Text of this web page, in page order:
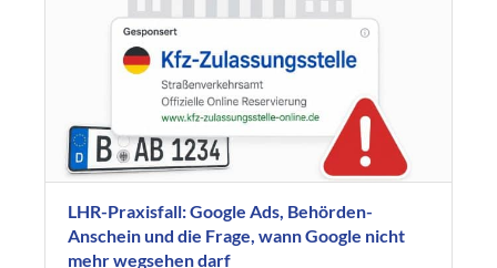
LHR-Praxisfall: Google Ads, Behörden-
Anschein und die Frage, wann Google nicht
mehr wegsehen darf